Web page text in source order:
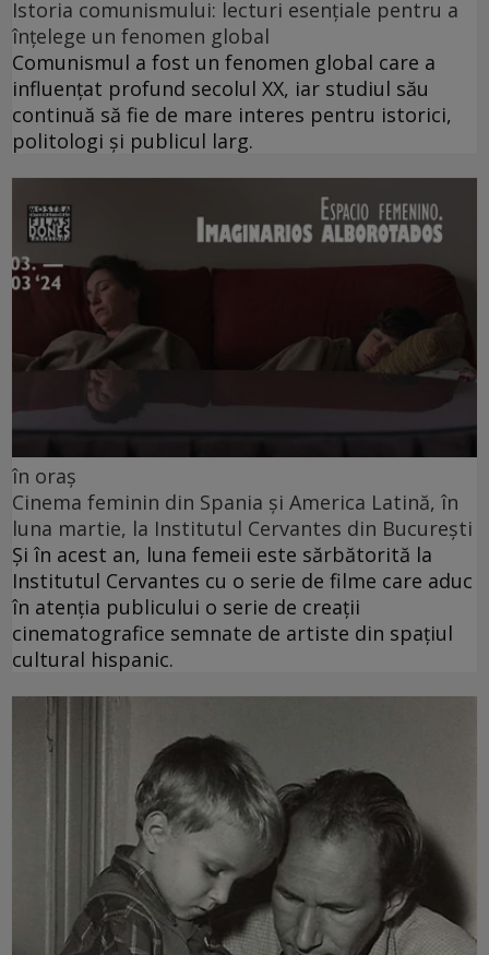
Istoria comunismului: lecturi esențiale pentru a
înțelege un fenomen global
Comunismul a fost un fenomen global care a
influențat profund secolul XX, iar studiul său
continuă să fie de mare interes pentru istorici,
politologi și publicul larg.
în oraș
Cinema feminin din Spania și America Latină, în
luna martie, la Institutul Cervantes din București
Și în acest an, luna femeii este sărbătorită la
Institutul Cervantes cu o serie de filme care aduc
în atenția publicului o serie de creații
cinematografice semnate de artiste din spațiul
cultural hispanic.